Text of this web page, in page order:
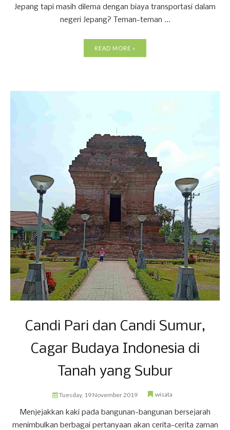
Jepang tapi masih dilema dengan biaya transportasi dalam
negeri Jepang? Teman-teman ...
READ MORE »
Candi Pari dan Candi Sumur,
Cagar Budaya Indonesia di
Tanah yang Subur
Tuesday, 19 November 2019 wisata
Menjejakkan kaki pada bangunan-bangunan bersejarah
menimbulkan berbagai pertanyaan akan cerita-cerita zaman